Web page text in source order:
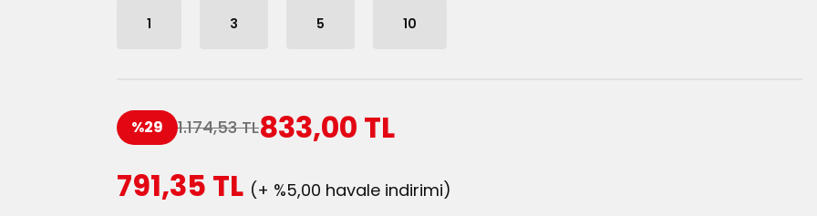
1 3 5 10
%29 1.174,53 TL833,00 TL
791,35 TL (+ %5,00 havale indirimi)